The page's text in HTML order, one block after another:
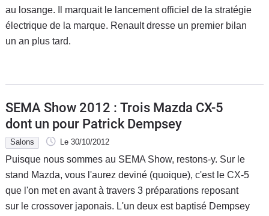
au losange. Il marquait le lancement officiel de la stratégie
électrique de la marque. Renault dresse un premier bilan
un an plus tard.
SEMA Show 2012 : Trois Mazda CX-5
dont un pour Patrick Dempsey
Salons Le 30/10/2012
Puisque nous sommes au SEMA Show, restons-y. Sur le
stand Mazda, vous l'aurez deviné (quoique), c'est le CX-5
que l'on met en avant à travers 3 préparations reposant
sur le crossover japonais. L'un deux est baptisé Dempsey